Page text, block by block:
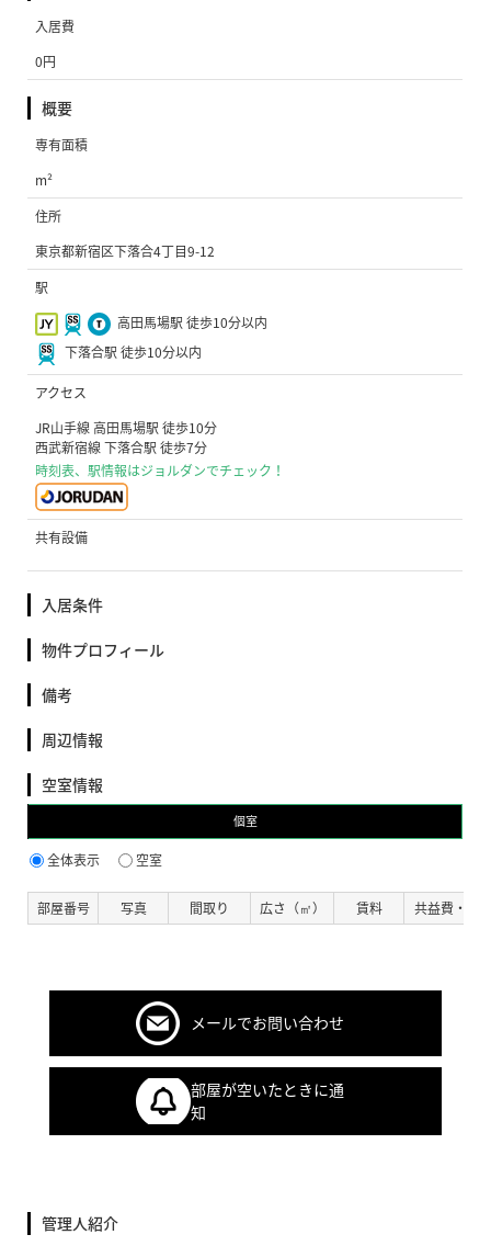
入居費
0円
概要
専有面積
m²
住所
東京都新宿区下落合4丁目9-12
駅
高田馬場駅 徒歩10分以内
下落合駅 徒歩10分以内
アクセス
JR山手線 高田馬場駅 徒歩10分
西武新宿線 下落合駅 徒歩7分
時刻表、駅情報はジョルダンでチェック！
共有設備
入居条件
物件プロフィール
備考
周辺情報
空室情報
個室
全体表示 空室
部屋番号 写真 間取り 広さ（㎡） 賃料 共益費・管
メールでお問い合わせ
部屋が空いたときに通
知
管理人紹介